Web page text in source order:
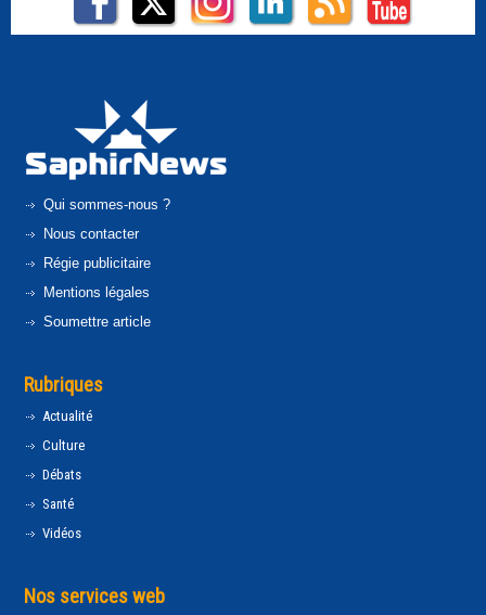
Qui sommes-nous ?
Nous contacter
Régie publicitaire
Mentions légales
Soumettre article
Rubriques
Actualité
Culture
Débats
Santé
Vidéos
Nos services web